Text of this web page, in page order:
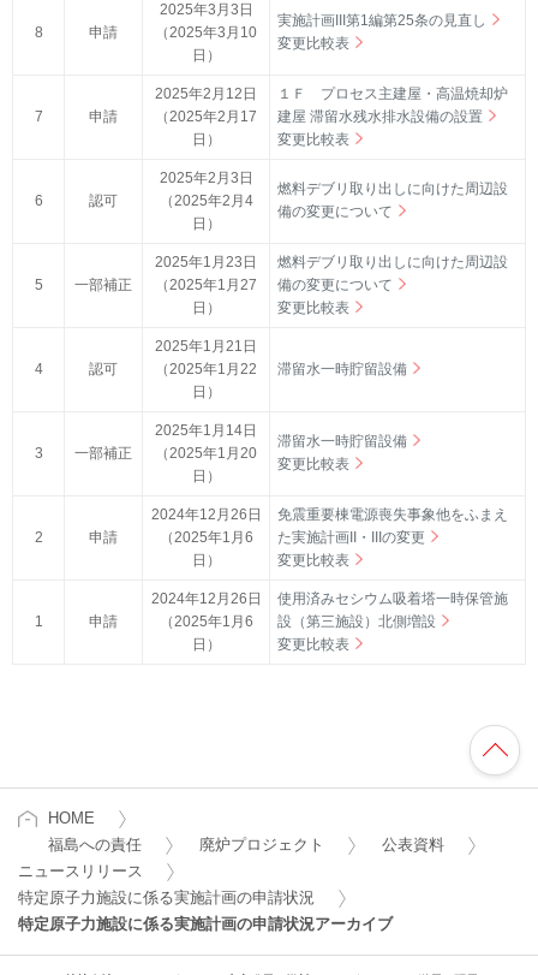
8 申請
2025年3月3日
（2025年3月10
日）
実施計画III第1編第25条の見直し
変更比較表
7 申請
2025年2月12日
（2025年2月17
日）
１Ｆ プロセス主建屋・高温焼却炉
建屋 滞留水残水排水設備の設置
変更比較表
6 認可
2025年2月3日
（2025年2月4
日）
燃料デブリ取り出しに向けた周辺設
備の変更について
5 一部補正
2025年1月23日
（2025年1月27
日）
燃料デブリ取り出しに向けた周辺設
備の変更について
変更比較表
4 認可
2025年1月21日
（2025年1月22
日）
滞留水一時貯留設備
3 一部補正
2025年1月14日
（2025年1月20
日）
滞留水一時貯留設備
変更比較表
2 申請
2024年12月26日
（2025年1月6
日）
免震重要棟電源喪失事象他をふまえ
た実施計画II・IIIの変更
変更比較表
1 申請
2024年12月26日
（2025年1月6
日）
使用済みセシウム吸着塔一時保管施
設（第三施設）北側増設
変更比較表
HOME
福島への責任
廃炉プロジェクト
公表資料
ニュースリリース
特定原子力施設に係る実施計画の申請状況
特定原子力施設に係る実施計画の申請状況アーカイブ